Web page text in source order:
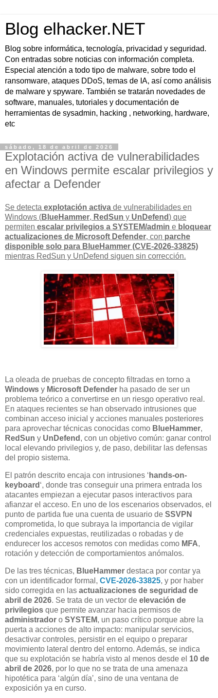
Blog elhacker.NET
Blog sobre informática, tecnología, privacidad y seguridad.
Con entradas sobre noticias con información completa.
Especial atención a todo tipo de malware, sobre todo el
ransomware, ataques DDoS, temas de IA, así como análisis
de malware y spyware. También se tratarán novedades de
software, manuales, tutoriales y documentación de
herramientas de sysadmin, hacking , networking, hardware,
etc
sábado, 18 de abril de 2026
Explotación activa de vulnerabilidades
en Windows permite escalar privilegios y
afectar a Defender
Se detecta explotación activa de vulnerabilidades en
Windows (BlueHammer, RedSun y UnDefend) que
permiten escalar privilegios a SYSTEM/admin e bloquear
actualizaciones de Microsoft Defender, con parche
disponible solo para BlueHammer (CVE-2026-33825)
mientras RedSun y UnDefend siguen sin corrección.
La oleada de pruebas de concepto filtradas en torno a
Windows y Microsoft Defender ha pasado de ser un
problema teórico a convertirse en un riesgo operativo real.
En ataques recientes se han observado intrusiones que
combinan acceso inicial y acciones manuales posteriores
para aprovechar técnicas conocidas como BlueHammer,
RedSun y UnDefend , con un objetivo común: ganar control
local elevando privilegios y, de paso, debilitar las defensas
del propio sistema.
El patrón descrito encaja con intrusiones ‘ hands-on-
keyboard ‘, donde tras conseguir una primera entrada los
atacantes empiezan a ejecutar pasos interactivos para
afianzar el acceso. En uno de los escenarios observados, el
punto de partida fue una cuenta de usuario de SSVPN
comprometida, lo que subraya la importancia de vigilar
credenciales expuestas, reutilizadas o robadas y de
endurecer los accesos remotos con medidas como MFA,
rotación y detección de comportamientos anómalos.
De las tres técnicas, BlueHammer destaca por contar ya
con un identificador formal, CVE-2026-33825, y por haber
sido corregida en las actualizaciones de seguridad de
abril de 2026. Se trata de un vector de elevación de
privilegios que permite avanzar hacia permisos de
administrador o SYSTEM, un paso crítico porque abre la
puerta a acciones de alto impacto: manipular servicios,
desactivar controles, persistir en el equipo o preparar
movimiento lateral dentro del entorno. Además, se indica
que su explotación se habría visto al menos desde el 10 de
abril de 2026, por lo que no se trata de una amenaza
hipotética para ‘algún día’, sino de una ventana de
exposición ya en curso.